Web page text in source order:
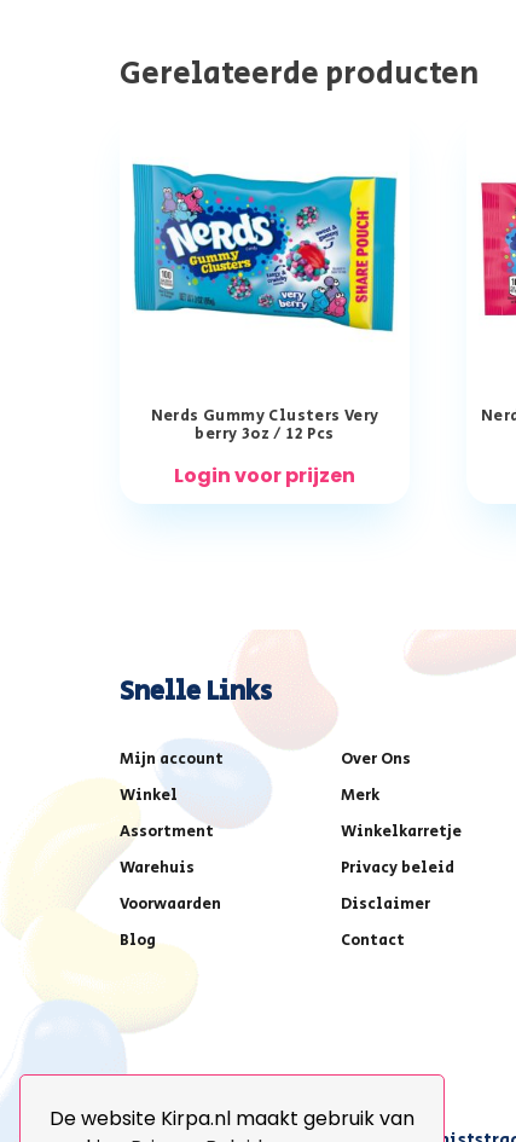
De website Kirpa.nl maakt gebruik van
Gerelateerde producten
Nerds Gummy Clusters Very
berry 3oz / 12 Pcs
Login voor prijzen
Snelle Links
Mijn account
Over Ons
Winkel
Merk
Assortment
Winkelkarretje
Warehuis
Privacy beleid
Voorwaarden
Disclaimer
Blog
Contact